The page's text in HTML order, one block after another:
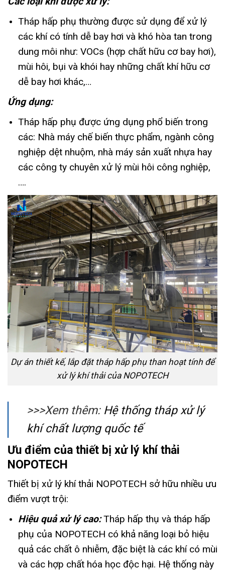
Tháp hấp phụ thường được sử dụng để xử lý
các khí có tính dễ bay hơi và khó hòa tan trong
dung môi như: VOCs (hợp chất hữu cơ bay hơi),
mùi hôi, bụi và khói hay những chất khí hữu cơ
dễ bay hơi khác,…
Ứng dụng:
Tháp hấp phụ được ứng dụng phổ biến trong
các: Nhà máy chế biến thực phẩm, ngành công
nghiệp dệt nhuộm, nhà máy sản xuất nhựa hay
các công ty chuyên xử lý mùi hôi công nghiệp,
….
Dự án thiết kế, lắp đặt tháp hấp phụ than hoạt tính để
xử lý khí thải của NOPOTECH
>>>Xem thêm: Hệ thống tháp xử lý
khí chất lượng quốc tế
Ưu điểm của thiết bị xử lý khí thải
NOPOTECH
Thiết bị xử lý khí thải NOPOTECH sở hữu nhiều ưu
điểm vượt trội:
Hiệu quả xử lý cao:Tháp hấp thụ và tháp hấp
phụ của NOPOTECH có khả năng loại bỏ hiệu
quả các chất ô nhiễm, đặc biệt là các khí có mùi
và các hợp chất hóa học độc hại. Hệ thống này